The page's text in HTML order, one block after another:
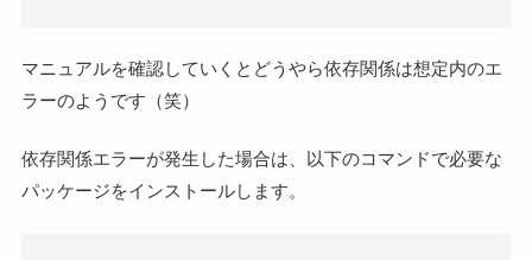
マニュアルを確認していくとどうやら依存関係は想定内のエ
ラーのようです（笑）
依存関係エラーが発生した場合は、以下のコマンドで必要な
パッケージをインストールします。